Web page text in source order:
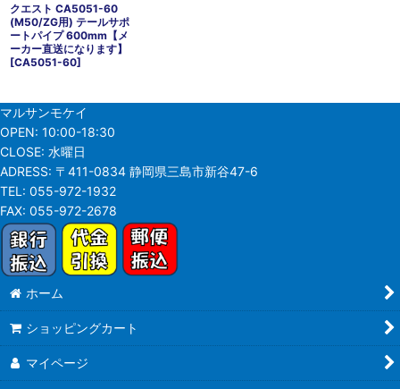
クエスト CA5051-60
(M50/ZG用) テールサポ
ートパイプ 600mm【メ
ーカー直送になります】
[CA5051-60]
マルサンモケイ
OPEN: 10:00-18:30
CLOSE: 水曜日
ADRESS: 〒411-0834 静岡県三島市新谷47-6
TEL: 055-972-1932
FAX: 055-972-2678
ホーム
ショッピングカート
マイページ